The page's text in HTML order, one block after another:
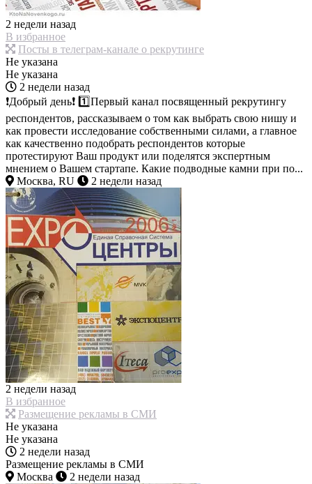
2 недели назад
В избранное
Посты в телеграм-канале о рекрутинге
Не указана
Не указана
2 недели назад
❗️Добрый день❗️ 1️⃣Первый канал посвященный рекрутингу
респондентов, рассказываем о том как выбрать свою нишу и
как провести исследование собственными силами, а главное
как качественно подобрать респондентов которые
протестируют Ваш продукт или поделятся экспертным
мнением о Вашем стартапе. Какие подводные камни при по...
Москва, RU
2 недели назад
2 недели назад
В избранное
Размещение рекламы в СМИ
Не указана
Не указана
2 недели назад
Размещение рекламы в СМИ
Москва
2 недели назад